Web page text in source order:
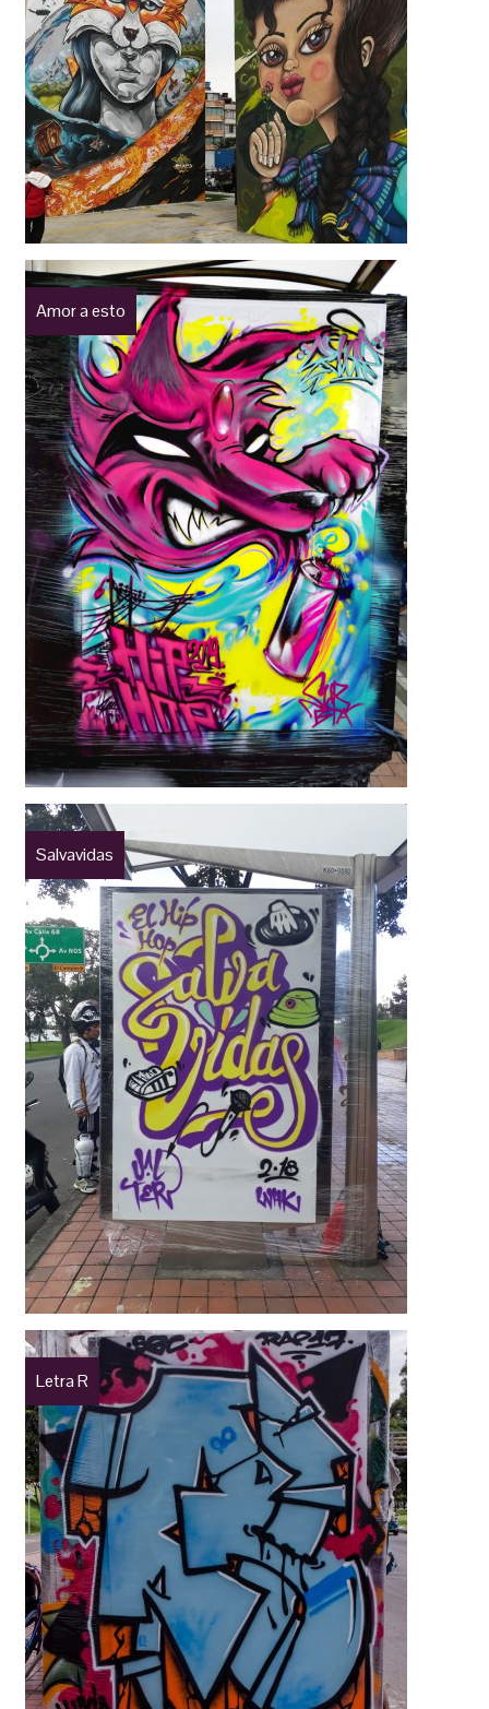
Amor a esto
Salvavidas
Letra R